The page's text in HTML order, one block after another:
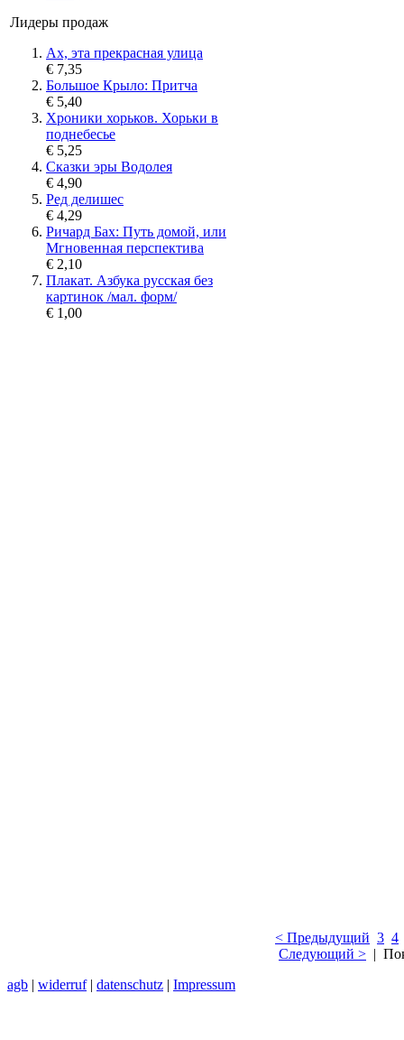
Лидеры продаж
Ах, эта прекрасная улица
€ 7,35
Большое Крыло: Притча
€ 5,40
Хроники хорьков. Хорьки в
поднебесье
€ 5,25
Сказки эры Водолея
€ 4,90
Ред делишес
€ 4,29
Ричард Бах: Путь домой, или
Мгновенная перспектива
€ 2,10
Плакат. Азбука русская без
картинок /мал. форм/
€ 1,00
< Предыдущий 3 4
Следующий > |
agb | widerruf| datenschutz | Impressum